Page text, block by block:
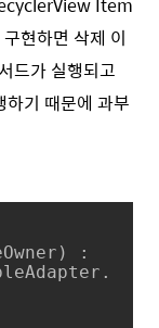
현하면 삭제 이
드가 실행되고
기 때문에 과부
: